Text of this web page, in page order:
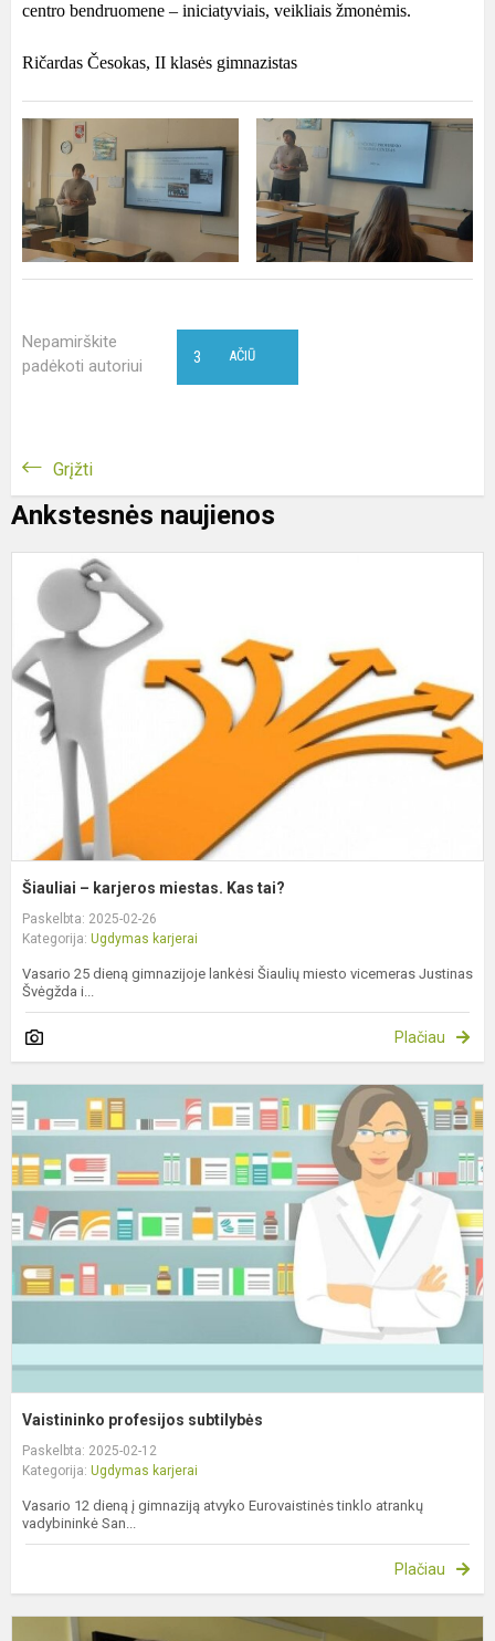
centro bendruomene – iniciatyviais, veikliais žmonėmis.
Ričardas Česokas, II klasės gimnazistas
Nepamirškite
padėkoti autoriui
AČIŪ
3
Grįžti
Ankstesnės naujienos
Šiauliai – karjeros miestas. Kas tai?
Paskelbta: 2025-02-26
Kategorija: Ugdymas karjerai
Vasario 25 dieną gimnazijoje lankėsi Šiaulių miesto vicemeras Justinas
Švėgžda i...
Plačiau
Vaistininko profesijos subtilybės
Paskelbta: 2025-02-12
Kategorija: Ugdymas karjerai
Vasario 12 dieną į gimnaziją atvyko Eurovaistinės tinklo atrankų
vadybininkė San...
Plačiau